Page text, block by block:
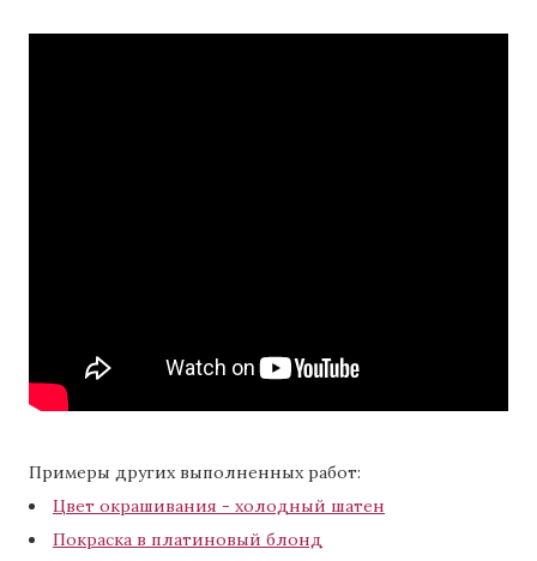
Примеры других выполненных работ:
Цвет окрашивания - холодный шатен
Покраска в платиновый блонд